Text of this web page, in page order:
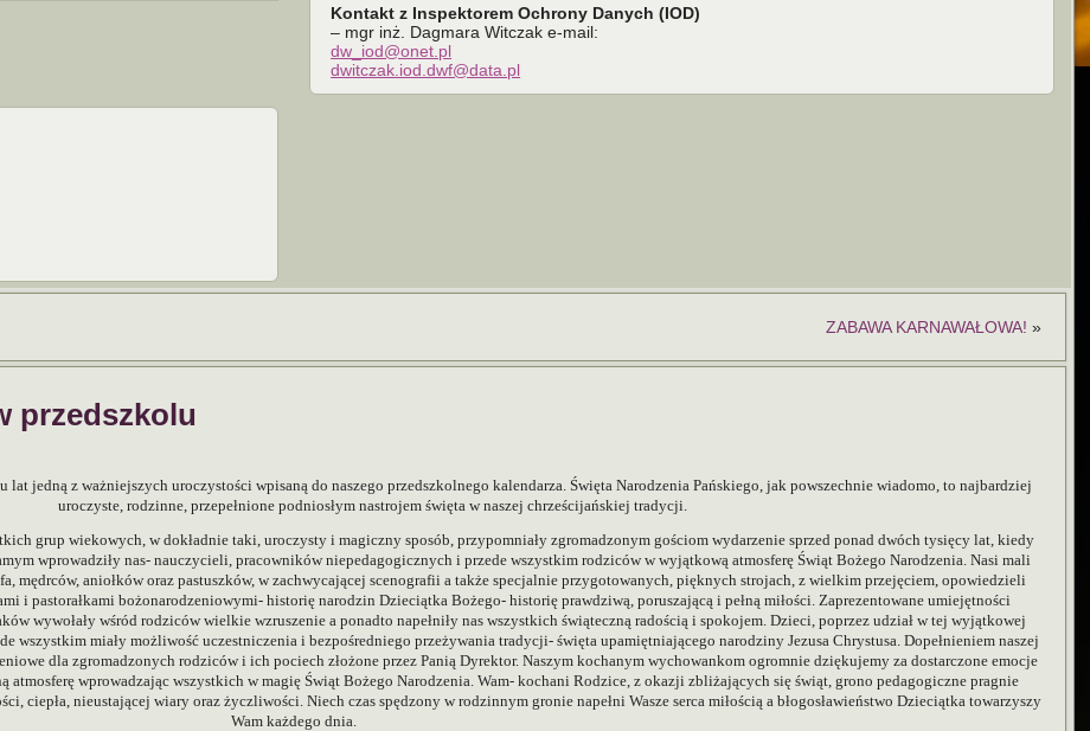
Kontakt z Inspektorem Ochrony Danych (IOD)
– mgr inż. Dagmara Witczak e-mail:
dw_iod@onet.pl
dwitczak.iod.dwf@data.pl
ZABAWA KARNAWAŁOWA! »
przedszkolu
lat jedną z ważniejszych uroczystości wpisaną do naszego przedszkolnego kalendarza. Święta Narodzenia Pańskiego, jak powszechnie wiadomo, to najbardziej
uroczyste, rodzinne, przepełnione podniosłym nastrojem święta w naszej chrześcijańskiej tradycji.
grup wiekowych, w dokładnie taki, uroczysty i magiczny sposób, przypomniały zgromadzonym gościom wydarzenie sprzed ponad dwóch tysięcy lat, kiedy
wprowadziły nas- nauczycieli, pracowników niepedagogicznych i przede wszystkim rodziców w wyjątkową atmosferę Świąt Bożego Narodzenia. Nasi mali
mędrców, aniołków oraz pastuszków, w zachwycającej scenografii a także specjalnie przygotowanych, pięknych strojach, z wielkim przejęciem, opowiedzieli
i pastorałkami bożonarodzeniowymi- historię narodzin Dzieciątka Bożego- historię prawdziwą, poruszającą i pełną miłości. Zaprezentowane umiejętności
wywołały wśród rodziców wielkie wzruszenie a ponadto napełniły nas wszystkich świąteczną radością i spokojem. Dzieci, poprzez udział w tej wyjątkowej
wszystkim miały możliwość uczestniczenia i bezpośredniego przeżywania tradycji- święta upamiętniającego narodziny Jezusa Chrystusa. Dopełnieniem naszej
dla zgromadzonych rodziców i ich pociech złożone przez Panią Dyrektor. Naszym kochanym wychowankom ogromnie dziękujemy za dostarczone emocje
atmosferę wprowadzając wszystkich w magię Świąt Bożego Narodzenia. Wam- kochani Rodzice, z okazji zbliżających się świąt, grono pedagogiczne pragnie
ciepła, nieustającej wiary oraz życzliwości. Niech czas spędzony w rodzinnym gronie napełni Wasze serca miłością a błogosławieństwo Dzieciątka towarzyszy
Wam każdego dnia.